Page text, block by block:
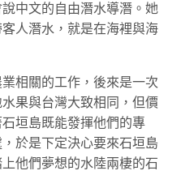
中文的自由潛水導潛。她
人潛水，就是在海裡與海
相關的工作，後來是一次
果與台灣大致相同，但價
垣島既能發揮他們的專
於是下定決心要來石垣島
他們夢想的水陸兩棲的石